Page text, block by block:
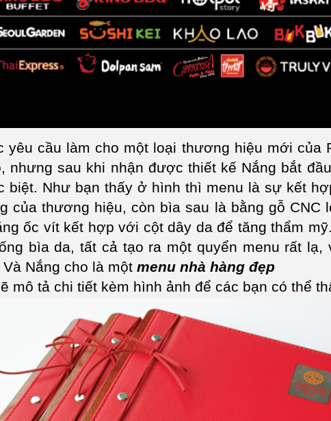
yêu cầu làm cho một loại thương hiệu mới của
nhưng sau khi nhận được thiết kế Nắng bắt
biệt. Như bạn thấy ở hình thì menu là sự kết
của thương hiệu, còn bìa sau là bằng gỗ CNC
ốc vít kết hợp với cột dây da để tăng thẩm
bìa da, tất cả tạo ra một quyển menu rất lạ,
Nắng cho là một menu nhà hàng đẹp
mô tả chi tiết kèm hình ảnh để các bạn có thể